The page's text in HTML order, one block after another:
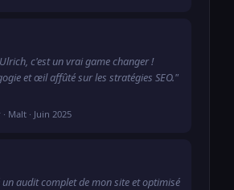
c'est un vrai game changer !
et œil affûté sur les stratégies SEO."
Malt · Juin 2025
audit complet de mon site et optimisé